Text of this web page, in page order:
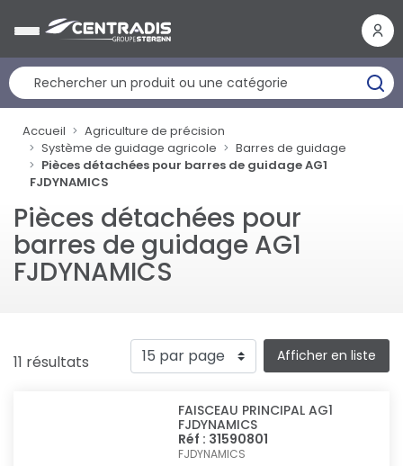
Accueil
Agriculture de précision
Système de guidage agricole
Barres de guidage
Pièces détachées pour barres de guidage AG1
FJDYNAMICS
Pièces détachées pour
barres de guidage AG1
FJDYNAMICS
11 résultats Afficher en liste
FAISCEAU PRINCIPAL AG1
FJDYNAMICS
Réf : 31590801
FJDYNAMICS